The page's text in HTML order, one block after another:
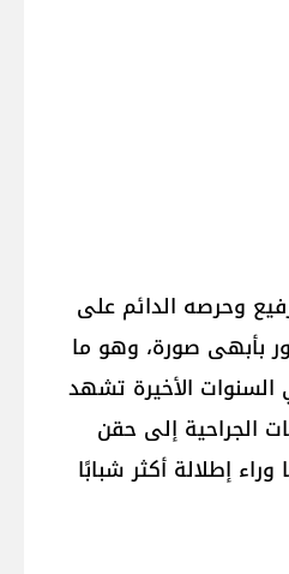
وحرصه الدائم على
بأبهى صورة، وهو ما
الأخيرة تشهد
الجراحية إلى حقن
إطلالة أكثر شبابًا